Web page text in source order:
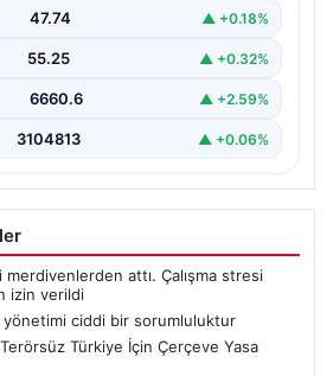
sosyal konut projesi ve…
47.74 ▲ +0.18%
55.25 ▲ +0.32%
6660.6 ▲ +2.59%
3104813 ▲ +0.06%
attı. Çalışma stresi
izin verildi
yönetimi ciddi bir sorumluluktur
Terörsüz Türkiye İçin Çerçeve Yasa